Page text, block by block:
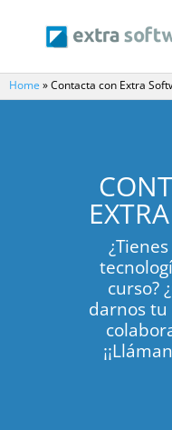
Home »Contacta con Extra
curso?
darnos tu